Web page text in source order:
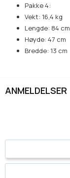
Pakke 4:
Vekt: 16,4 kg
Lengde: 84 cm
Høyde: 47 cm
Bredde: 13 cm
ANMELDELSER